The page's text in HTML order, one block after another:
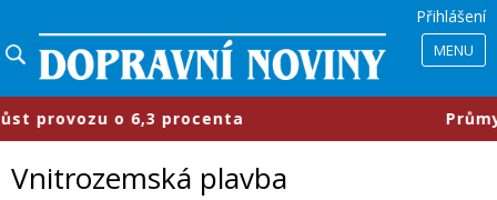
Přihlášení
MENU
​Průmyslové parky se
Vnitrozemská plavba